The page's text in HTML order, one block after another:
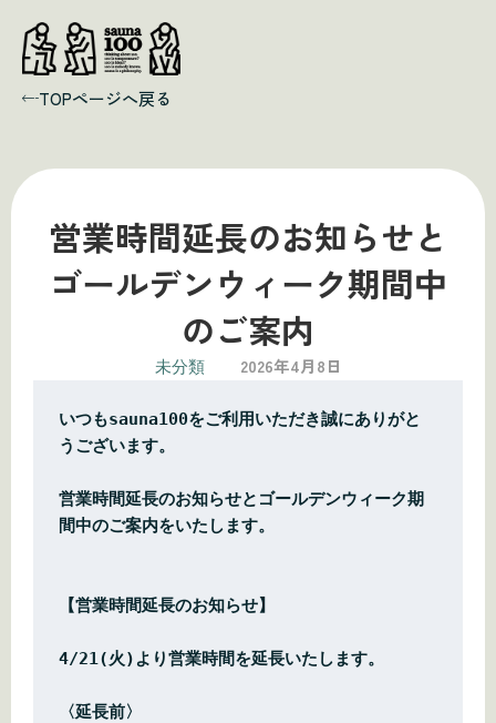
TOPページへ戻る
営業時間延長のお知らせと
ゴールデンウィーク期間中
のご案内
未分類 2026年4月8日
いつもsauna100をご利用いただき誠にありがと
うございます。
営業時間延長のお知らせとゴールデンウィーク期
間中のご案内をいたします。
【営業時間延長のお知らせ】
4/21(火)より営業時間を延長いたします。
〈延長前〉